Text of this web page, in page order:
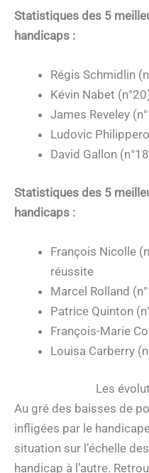
Statistiques des 5
handicaps :
Régis Schmidlin
Kévin Nabet
James Reveley
Ludovic
David Gallon
Statistiques des 5
handicaps :
François Nicolle
réussite
Marcel Rolland
Patrice Quinton
François-Marie
Louisa Carberry
Les
Au gré des baisses de
infligées par le
situation sur l’échelle
handicap à l’autre.